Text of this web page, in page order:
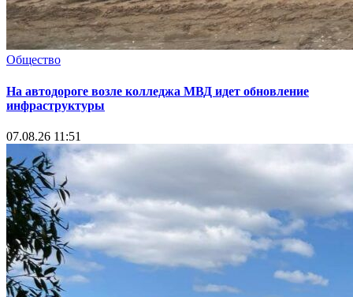
Общество
На автодороге возле колледжа МВД идет обновление
инфраструктуры
07.08.26 11:51